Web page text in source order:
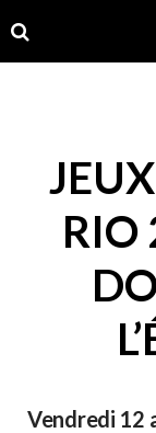
to
navigation
to
content
RIO
Vendredi 12